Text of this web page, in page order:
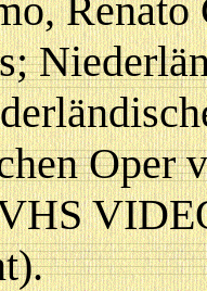
Renato
Oper